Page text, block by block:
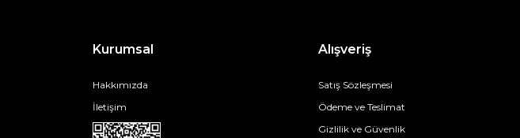
Kurumsal
Hakkımızda
İletişim
Alışveriş
Satış Sözleşmesi
Ödeme ve Teslimat
Gizlilik ve Güvenlik